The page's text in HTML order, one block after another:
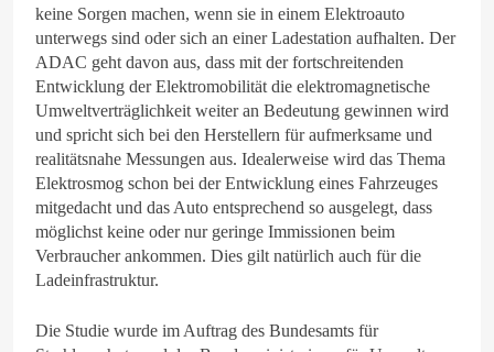
keine Sorgen machen, wenn sie in einem Elektroauto
unterwegs sind oder sich an einer Ladestation aufhalten. Der
ADAC geht davon aus, dass mit der fortschreitenden
Entwicklung der Elektromobilität die elektromagnetische
Umweltverträglichkeit weiter an Bedeutung gewinnen wird
und spricht sich bei den Herstellern für aufmerksame und
realitätsnahe Messungen aus. Idealerweise wird das Thema
Elektrosmog schon bei der Entwicklung eines Fahrzeuges
mitgedacht und das Auto entsprechend so ausgelegt, dass
möglichst keine oder nur geringe Immissionen beim
Verbraucher ankommen. Dies gilt natürlich auch für die
Ladeinfrastruktur.
Die Studie wurde im Auftrag des Bundesamts für